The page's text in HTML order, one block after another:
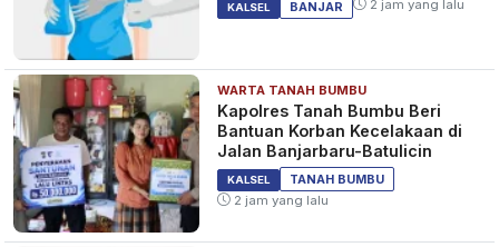
Selebrasi Ramadhan Sananta
ini Dituding Media Thailand
Sebagai Penyebab Kerusuhan
di Final SEA Games
SPORT 3 tahun yang lalu
KALSEL BANJAR 2 jam yang lalu
WARTA TANAH BUMBU
Kapolres Tanah Bumbu Beri
Bantuan Korban Kecelakaan di
Jalan Banjarbaru-Batulicin
KALSEL
TANAH BUMBU
2 jam yang lalu